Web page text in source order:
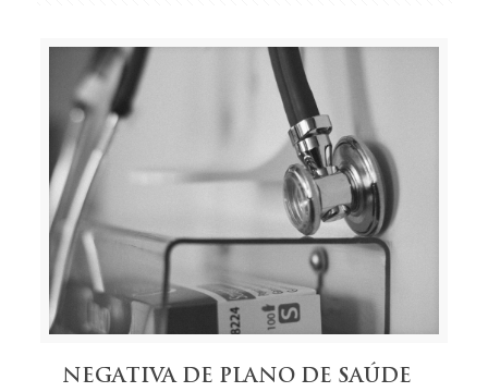
NEGATIVA DE PLANO DE SAÚDE